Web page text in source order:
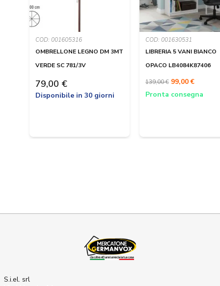
COD: 001605316
OMBRELLONE LEGNO DM 3MT
VERDE SC 781/3V
79,00 €
Disponibile in 30 giorni
COD: 001630531
LIBRERIA 5 VANI BIANCO
OPACO LB4084K87406
139,00 € 99,00 €
Pronta consegna
S.i.el. srl